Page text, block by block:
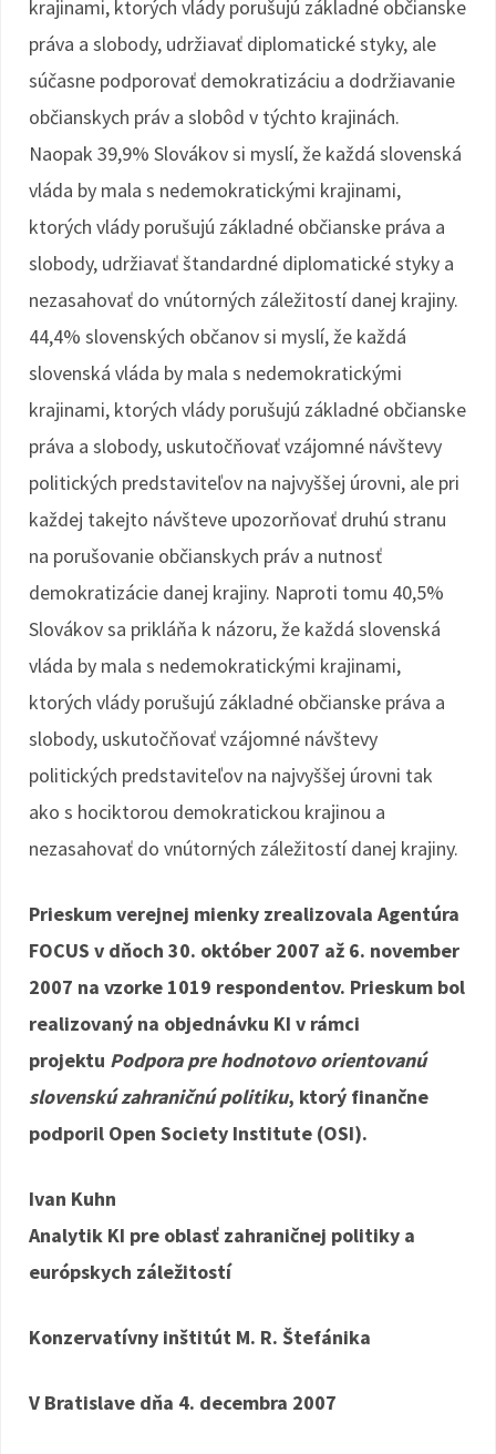
krajinami, ktorých vlády porušujú základné občianske
práva a slobody, udržiavať diplomatické styky, ale
súčasne podporovať demokratizáciu a dodržiavanie
občianskych práv a slobôd v týchto krajinách.
Naopak 39,9% Slovákov si myslí, že každá slovenská
vláda by mala s nedemokratickými krajinami,
ktorých vlády porušujú základné občianske práva a
slobody, udržiavať štandardné diplomatické styky a
nezasahovať do vnútorných záležitostí danej krajiny.
44,4% slovenských občanov si myslí, že každá
slovenská vláda by mala s nedemokratickými
krajinami, ktorých vlády porušujú základné občianske
práva a slobody, uskutočňovať vzájomné návštevy
politických predstaviteľov na najvyššej úrovni, ale pri
každej takejto návšteve upozorňovať druhú stranu
na porušovanie občianskych práv a nutnosť
demokratizácie danej krajiny. Naproti tomu 40,5%
Slovákov sa prikláňa k názoru, že každá slovenská
vláda by mala s nedemokratickými krajinami,
ktorých vlády porušujú základné občianske práva a
slobody, uskutočňovať vzájomné návštevy
politických predstaviteľov na najvyššej úrovni tak
ako s hociktorou demokratickou krajinou a
nezasahovať do vnútorných záležitostí danej krajiny.
Prieskum verejnej mienky zrealizovala Agentúra
FOCUS v dňoch 30. október 2007 až 6. november
2007 na vzorke 1019 respondentov. Prieskum bol
realizovaný na objednávku KI v rámci
projektu Podpora pre hodnotovo orientovanú
slovenskú zahraničnú politiku, ktorý finančne
podporil Open Society Institute (OSI).
Ivan Kuhn
Analytik KI pre oblasť zahraničnej politiky a
európskych záležitostí
Konzervatívny inštitút M. R. Štefánika
V Bratislave dňa 4. decembra 2007